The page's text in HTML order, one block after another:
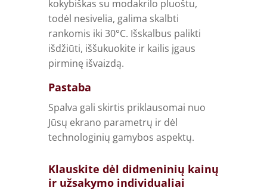
kokybiškas su modakrilo pluoštu,
todėl nesivelia, galima skalbti
rankomis iki 30°C. Išskalbus palikti
išdžiūti, iššukuokite ir kailis įgaus
pirminę išvaizdą.
Pastaba
Spalva gali skirtis priklausomai nuo
Jūsų ekrano parametrų ir dėl
technologinių gamybos aspektų.
Klauskite dėl didmeninių kainų
ir užsakymo individualiai